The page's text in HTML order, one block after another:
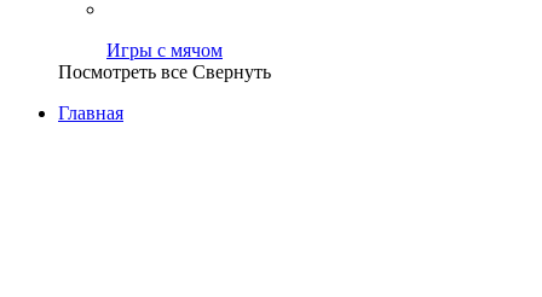
Игры с мячом
Посмотреть все Свернуть
Главная